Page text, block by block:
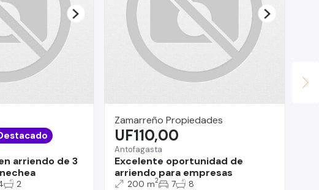
arriendo de 3
2
Zamarreño Propiedades
Antofagasta
Excelente oportunidad de
arriendo para empresas
UF110,00
200 m2 7 8